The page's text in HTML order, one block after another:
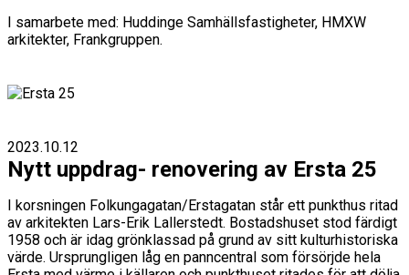
I samarbete med: Huddinge Samhällsfastigheter, HMXW
arkitekter, Frankgruppen.
2023.10.12
Nytt uppdrag- renovering av Ersta 25
I korsningen Folkungagatan/Erstagatan står ett punkthus ritad
av arkitekten Lars-Erik Lallerstedt. Bostadshuset stod färdigt
1958 och är idag grönklassad på grund av sitt kulturhistoriska
värde. Ursprungligen låg en panncentral som försörjde hela